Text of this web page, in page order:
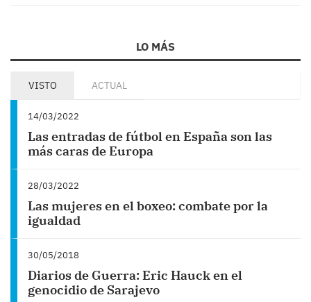
LO MÁS
VISTO ACTUAL
14/03/2022
Las entradas de fútbol en España son las
más caras de Europa
28/03/2022
Las mujeres en el boxeo: combate por la
igualdad
30/05/2018
Diarios de Guerra: Eric Hauck en el
genocidio de Sarajevo